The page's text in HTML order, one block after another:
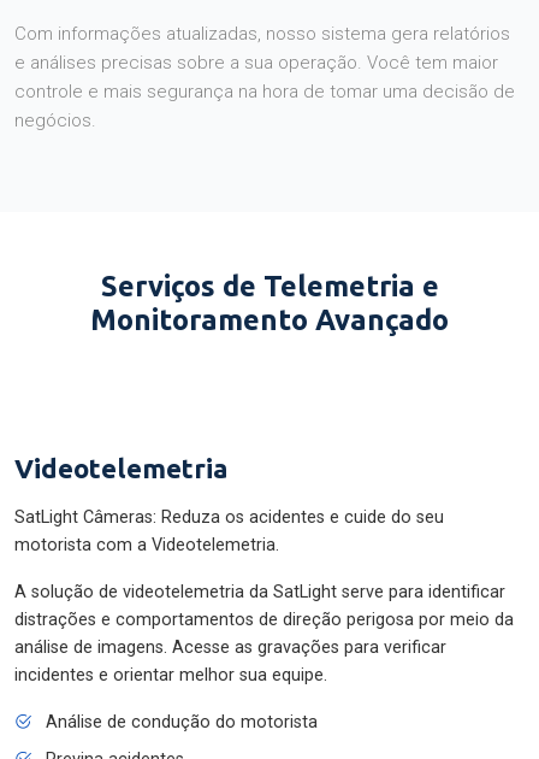
Com informações atualizadas, nosso sistema gera relatórios
e análises precisas sobre a sua operação. Você tem maior
controle e mais segurança na hora de tomar uma decisão de
negócios.
Serviços de Telemetria e
Monitoramento Avançado
Videotelemetria
SatLight Câmeras: Reduza os acidentes e cuide do seu
motorista com a Videotelemetria.
A solução de videotelemetria da SatLight serve para identificar
distrações e comportamentos de direção perigosa por meio da
análise de imagens. Acesse as gravações para verificar
incidentes e orientar melhor sua equipe.
Análise de condução do motorista